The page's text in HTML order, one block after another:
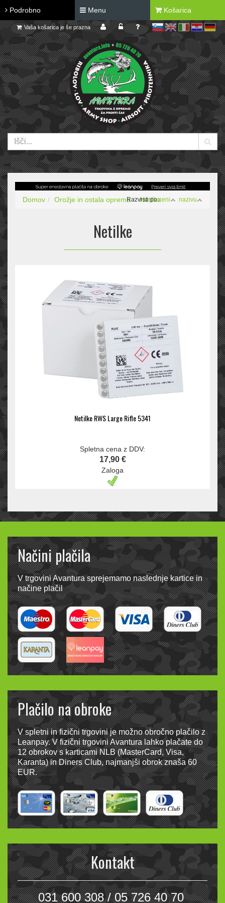
Podrobno Menu Košarica
sl en it hr de
Vaša košarica je še prazna
Domov Orožje in ostala oprema Netilke
Razvrsti po:ceni nazivu
Netilke
Netilke RWS Large Rifle 5341
Spletna cena z DDV:
17,90 €
Zaloga
Načini plačila
V trgovini Avantura sprejemamo naslednje kartice in
načine plačil
Plačilo na obroke
V spletni in fizični trgovini je možno obročno plačilo z
Leanpay. V fizični trgovini Avantura lahko plačate do
12 obrokov s karticami NLB (MasterCard, Visa,
Karanta) in Diners Club, najmanjši obrok znaša 60
EUR.
Kontakt
031 600 308 / 05 726 40 70